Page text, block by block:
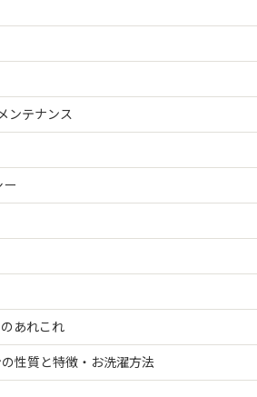
ンテナンス
ー
あれこれ
性質と特徴・お洗濯方法